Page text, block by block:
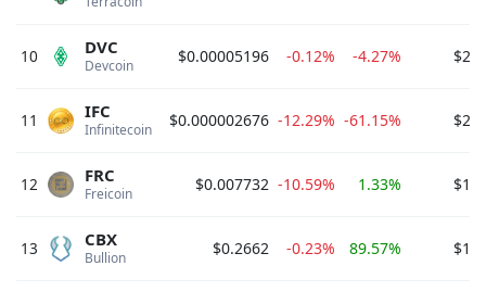
10 Devcoin
DVC $0.00005196 -0.12% -4.27%
11 Infinitecoin
IFC $0.000002676 -12.29% -61.15%
12 Freicoin
FRC $0.007732 -10.59% 1.33%
13 Bullion
CBX $0.2662 -0.23% 89.57%